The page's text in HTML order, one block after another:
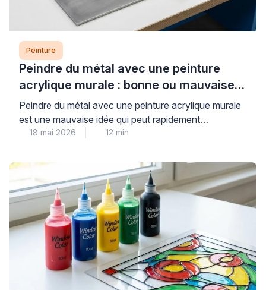
Peinture
Peindre du métal avec une peinture
acrylique murale : bonne ou mauvaise
idée ?
Peindre du métal avec une peinture acrylique murale
est une mauvaise idée qui peut rapidement
compromettre la durabilité et l’esthétique de vos
pour les surfaces poreuses comme le plâtre, n’offrent
ni l’adhérence ni la protection anticorrosion
nécessaires aux supports métalliques, exposant ainsi
votre installation à l’écaillage et à la […]
18 mai 2026 12 min